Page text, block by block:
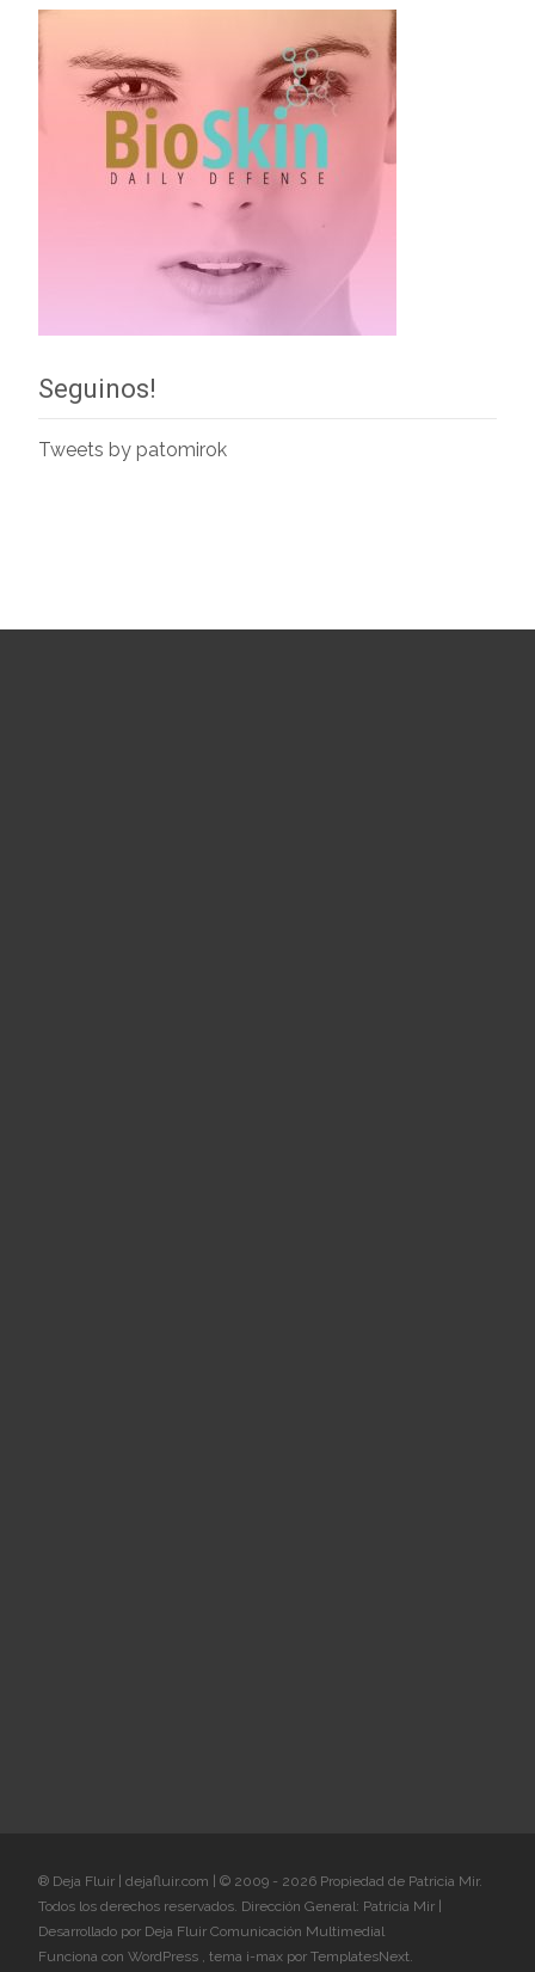
Seguinos!
Tweets by patomirok
® Deja Fluir | dejafluir.com | © 2009 - 2026 Propiedad de Patricia Mir.
Todos los derechos reservados. Dirección General: Patricia Mir |
Desarrollado por Deja Fluir Comunicación Multimedial
Funciona con WordPress
, tema i-max por TemplatesNext.